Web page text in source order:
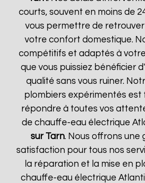
courts, souvent en moins de
vous permettre de
votre confort domestique.
compétitifs et adaptés à
que vous puissiez bénéficier
qualité sans vous ruiner.
plombiers expérimentés est
répondre à toutes vos
de chauffe-eau électrique
sur Tarn. Nous offrons une
satisfaction pour tous nos
la réparation et la mise en
chauffe-eau électrique